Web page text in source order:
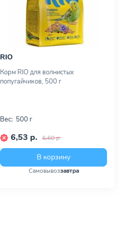
RIO
Корм RIO для волнистых
попугайчиков, 500 г
Вес: 500 г
6,53 р. 6,60 р.
В корзину
Самовывоззавтра